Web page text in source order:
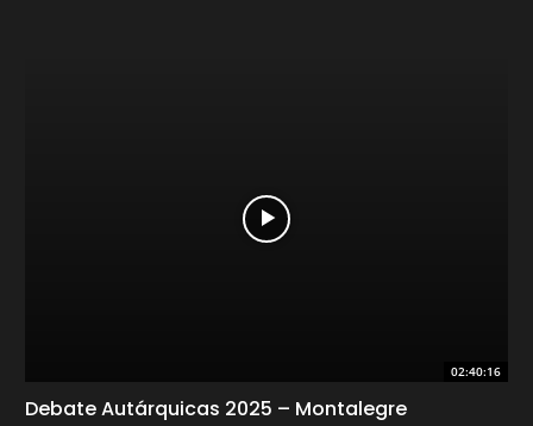
02:40:16
Debate Autárquicas 2025 – Montalegre